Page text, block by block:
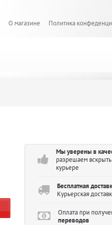
О магазине Политика
Мы уверены в
разрешаем
курьере
Бесплатная
Курьерская
Оплата при
переводов